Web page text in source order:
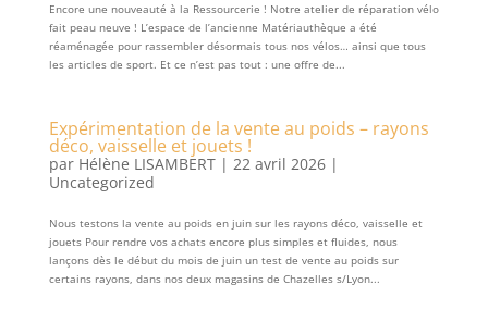
Encore une nouveauté à la Ressourcerie ! Notre atelier de réparation vélo
fait peau neuve ! L’espace de l’ancienne Matériauthèque a été
réaménagée pour rassembler désormais tous nos vélos… ainsi que tous
les articles de sport. Et ce n’est pas tout : une offre de...
Expérimentation de la vente au poids – rayons
déco, vaisselle et jouets !
par Hélène LISAMBERT| 22 avril 2026|
Uncategorized
Nous testons la vente au poids en juin sur les rayons déco, vaisselle et
jouets Pour rendre vos achats encore plus simples et fluides, nous
lançons dès le début du mois de juin un test de vente au poids sur
certains rayons, dans nos deux magasins de Chazelles s/Lyon...